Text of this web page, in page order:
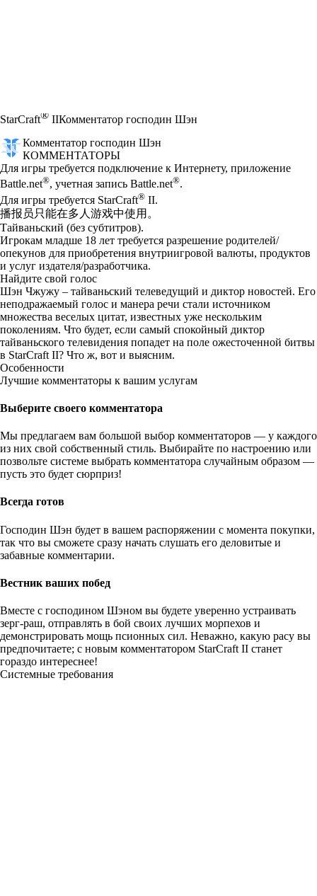
StarCraft® IIКомментатор господин Шэн
Комментатор господин Шэн
КОММЕНТАТОРЫ
Цена
Available actions
Для игры требуется подключение к Интернету, приложение
Battle.net®, учетная запись Battle.net®.
Для игры требуется StarCraft® II.
播报员只能在多人游戏中使用。
Тайваньский (без субтитров).
Игрокам младше 18 лет требуется разрешение родителей/
опекунов для приобретения внутриигровой валюты, продуктов
и услуг издателя/разработчика.
Найдите свой голос
Шэн Чжужу – тайваньский телеведущий и диктор новостей. Его
неподражаемый голос и манера речи стали источником
множества веселых цитат, известных уже нескольким
поколениям. Что будет, если самый спокойный диктор
тайваньского телевидения попадет на поле ожесточенной битвы
в StarCraft II? Что ж, вот и выясним.
Особенности
Лучшие комментаторы к вашим услугам
Выберите своего комментатора
Мы предлагаем вам большой выбор комментаторов — у каждого
из них свой собственный стиль. Выбирайте по настроению или
позвольте системе выбрать комментатора случайным образом —
пусть это будет сюрприз!
Всегда готов
Господин Шэн будет в вашем распоряжении с момента покупки,
так что вы сможете сразу начать слушать его деловитые и
забавные комментарии.
Вестник ваших побед
Вместе с господином Шэном вы будете уверенно устраивать
зерг-раш, отправлять в бой своих лучших морпехов и
демонстрировать мощь псионных сил. Неважно, какую расу вы
предпочитаете; с новым комментатором StarCraft II станет
гораздо интереснее!
Системные требования